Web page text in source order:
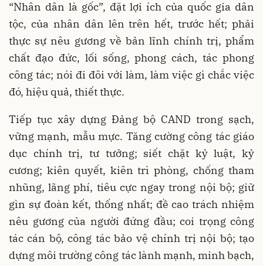
“Nhân dân là gốc”, đặt lợi ích của quốc gia dân
tộc, của nhân dân lên trên hết, trước hết; phải
thực sự nêu gương về bản lĩnh chính trị, phẩm
chất đạo đức, lối sống, phong cách, tác phong
công tác; nói đi đôi với làm, làm việc gì chắc việc
đó, hiệu quả, thiết thực.
Tiếp tục xây dựng Đảng bộ CAND trong sạch,
vững mạnh, mẫu mực. Tăng cường công tác giáo
dục chính trị, tư tưởng; siết chặt kỷ luật, kỷ
cương; kiên quyết, kiên trì phòng, chống tham
nhũng, lãng phí, tiêu cực ngay trong nội bộ; giữ
gìn sự đoàn kết, thống nhất; đề cao trách nhiệm
nêu gương của người đứng đầu; coi trọng công
tác cán bộ, công tác bảo vệ chính trị nội bộ; tạo
dựng môi trường công tác lành mạnh, minh bạch,